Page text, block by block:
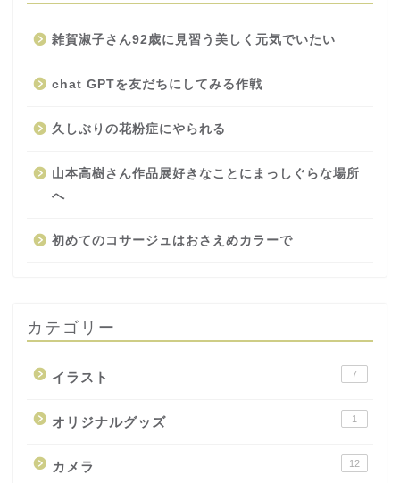
雑賀淑子さん92歳に見習う美しく元気でいたい
chat GPTを友だちにしてみる作戦
久しぶりの花粉症にやられる
山本高樹さん作品展好きなことにまっしぐらな場所
へ
初めてのコサージュはおさえめカラーで
カテゴリー
イラスト 7
オリジナルグッズ 1
カメラ 12